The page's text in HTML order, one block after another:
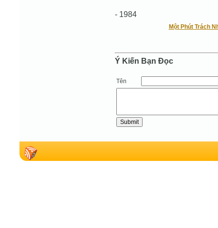
- 1984 
Một Phút Trách
Ý Kiến Bạn Ðọc
Tên